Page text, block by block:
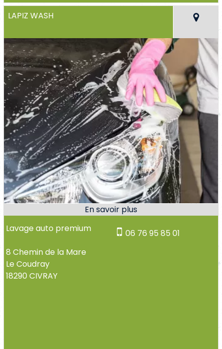
LAPIZ WASH
Lavage auto premium
8 Chemin de la Mare
Le Coudray
18290 CIVRAY
06 76 95 85 01